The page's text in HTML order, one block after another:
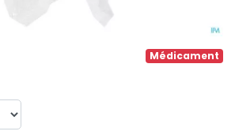
Médicament